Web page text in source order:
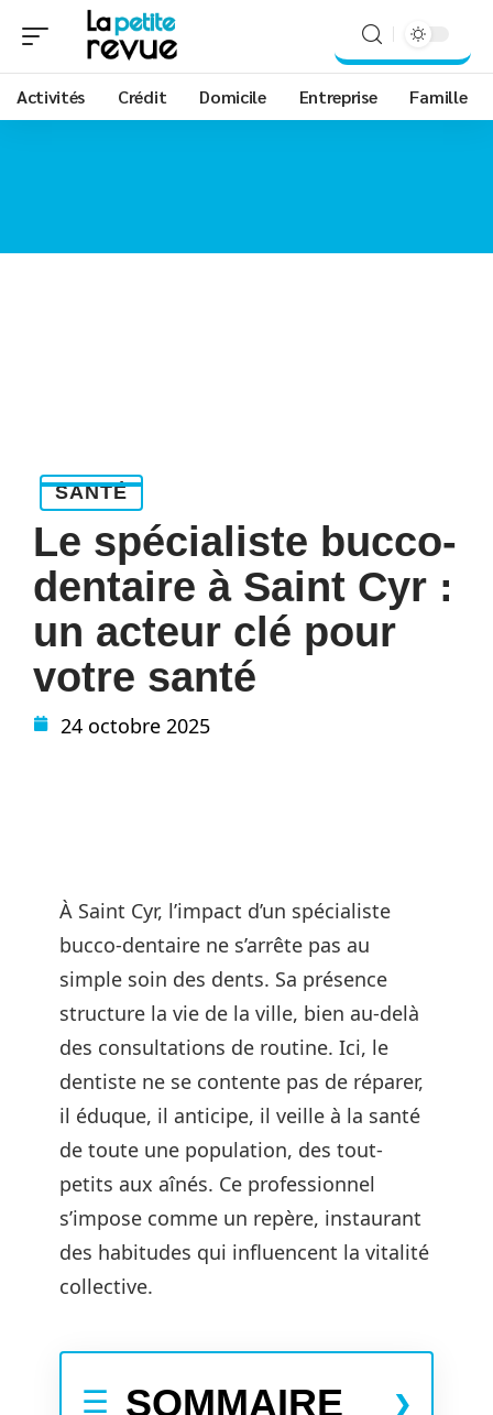
Activités Crédit Domicile Entreprise Famille
SANTÉ
Le spécialiste bucco-
dentaire à Saint Cyr :
un acteur clé pour
votre santé
24 octobre 2025
À Saint Cyr, l’impact d’un spécialiste
bucco-dentaire ne s’arrête pas au
simple soin des dents. Sa présence
structure la vie de la ville, bien au-delà
des consultations de routine. Ici, le
dentiste ne se contente pas de réparer,
il éduque, il anticipe, il veille à la santé
de toute une population, des tout-
petits aux aînés. Ce professionnel
s’impose comme un repère, instaurant
des habitudes qui influencent la vitalité
collective.
SOMMAIRE